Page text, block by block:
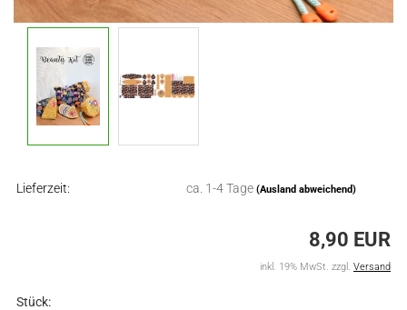
Lieferzeit: ca. 1-4 Tage (Ausland abweichend)
8,90 EUR
inkl. 19% MwSt. zzgl. Versand
Stück: